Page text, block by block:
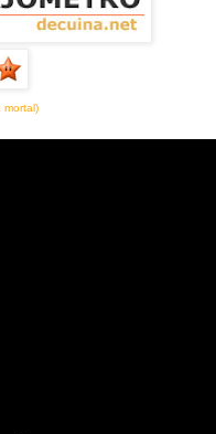
mortal)